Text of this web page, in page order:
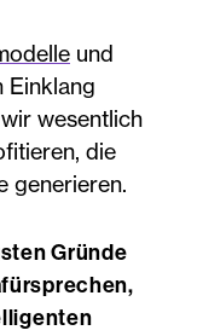
und
Einklang
wesentlich
die
generieren.
Gründe